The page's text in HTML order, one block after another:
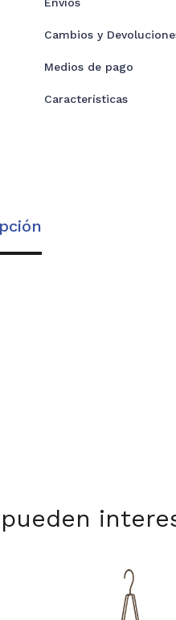
Cambios y
Medios de pago
Características